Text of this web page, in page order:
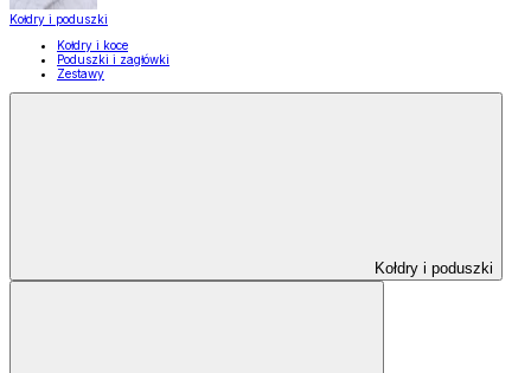
Kołdry i poduszki
Kołdry i koce
Poduszki i zagłówki
Zestawy
Kołdry i poduszki